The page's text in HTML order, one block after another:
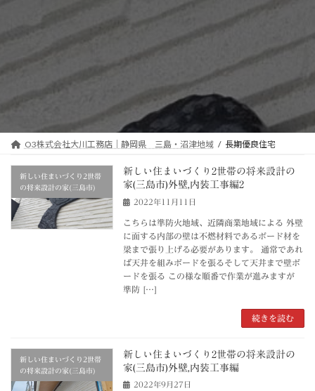
O3株式会社大川工務店｜静岡県 三島・沼津地域 長期優良住宅
新しい住まいづくり2世帯
の将来設計の家(三島市)
新しい住まいづくり2世帯の将来設計の
家(三島市)外壁,内装工事編2
2022年11月11日
こちらは準防火地域、近隣商業地域による 外壁
に面する内部の壁は不燃材料であるボード材を
梁まで張り上げる必要があります。 通常であれ
ば天井を組みボードを張るそして天井まで壁ボ
ードを張る この様な順番で作業が進みますが
準防 […]
続きを読む
新しい住まいづくり2世帯
の将来設計の家(三島市)
新しい住まいづくり2世帯の将来設計の
家(三島市)外壁,内装工事編
2022年9月27日